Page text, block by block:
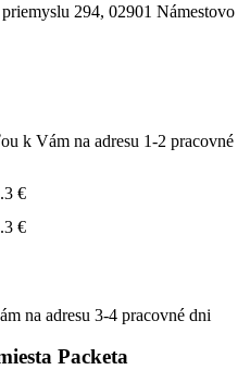
294, 02901 Námestovo
k Vám na adresu 1-2 pracovné
€
€
na adresu 3-4 pracovné dni
Packeta